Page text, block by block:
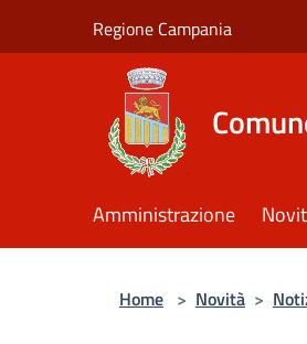
Regione Campania
Amministrazione
Home > Novità >